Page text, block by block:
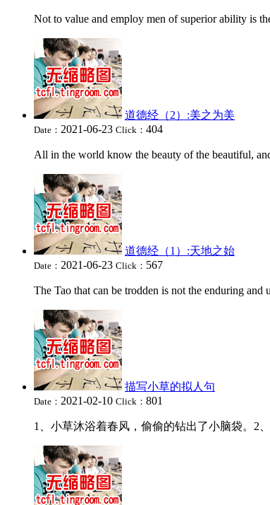
Not to value and employ men of superior ability is
道德经（2）:美之为美
Date： 2021-06-23 Click： 404
All in the world know the beauty of the beautiful,
道德经（1）:天地之始
Date： 2021-06-23 Click： 567
The Tao that can be trodden is not the enduring
描写小草的拟人句
Date： 2021-02-10 Click： 801
1、小草沐浴着春风，偷偷的钻出了小脑袋。2